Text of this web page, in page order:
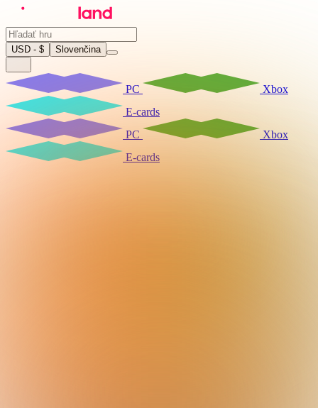
USD - $ Slovenčina
PC
Xbox
E-cards
PC
Xbox
E-cards